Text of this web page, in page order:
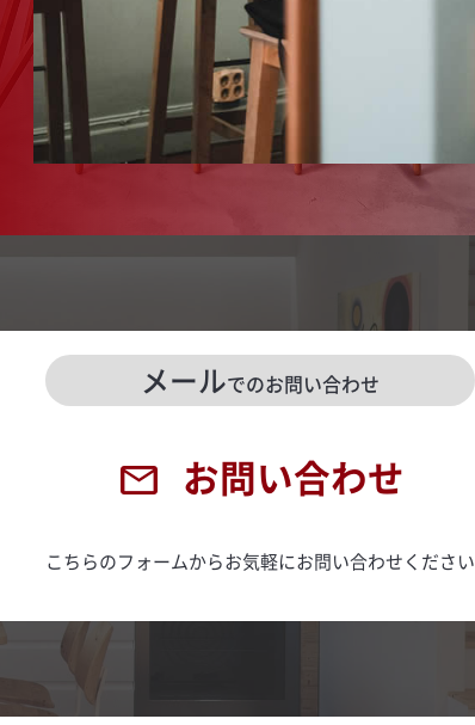
メールでのお問い合わせ
お問い合わせ
こちらのフォームからお気軽にお問い合わせください